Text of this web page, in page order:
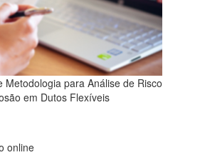
Metodologia para Análise de Risco
em Dutos Flexíveis
online